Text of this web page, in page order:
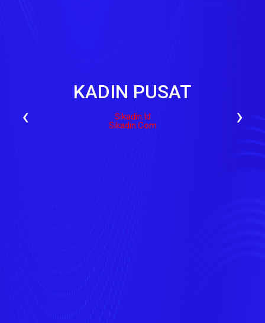
KADIN PUSAT
Sikadin.id
Sikadin.com
‹ ›